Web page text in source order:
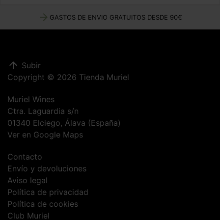
arrow_forward GASTOS DE ENVIO GRATUITOS DESDE 90€
arrow_upward Subir
Copyright © 2026 Tienda Muriel
Muriel Wines
Ctra. Laguardia s/n
01340 Elciego, Álava (España)
Ver en Google Maps
Contacto
Envío y devoluciones
Aviso legal
Política de privacidad
Política de cookies
Club Muriel